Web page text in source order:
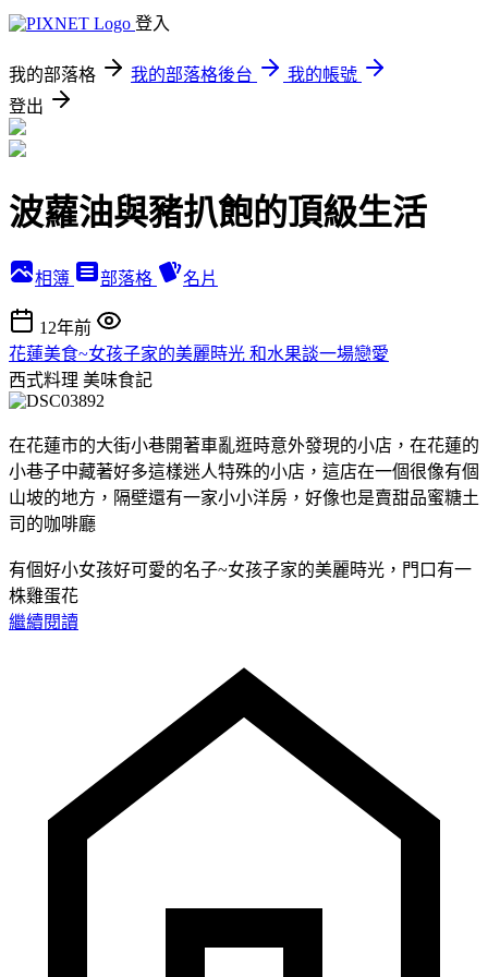
登入
我的部落格 我的部落格後台
我的帳號
登出
波蘿油與豬扒飽的頂級生活
相簿 部落格 名片
12年前
花蓮美食~女孩子家的美麗時光 和水果談一場戀愛
西式料理 美味食記
在花蓮市的大街小巷開著車亂逛時意外發現的小店，在花蓮的
小巷子中藏著好多這樣迷人特殊的小店，這店在一個很像有個
山坡的地方，隔壁還有一家小小洋房，好像也是賣甜品蜜糖土
司的咖啡廳
有個好小女孩好可愛的名子~女孩子家的美麗時光，門口有一
株雞蛋花
繼續閱讀